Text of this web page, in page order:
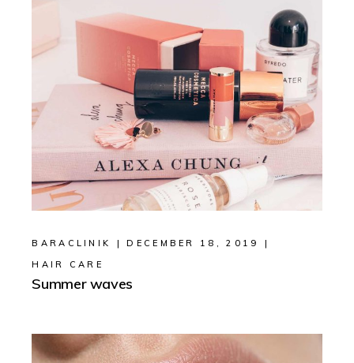
BARACLINIK
DECEMBER 18, 2019
HAIR CARE
Summer waves